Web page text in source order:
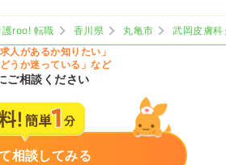
護roo! 転職 香川県 丸亀市
武岡皮膚
人があるか知りたい」
どうか迷っている」など
ご相談ください
相談してみる